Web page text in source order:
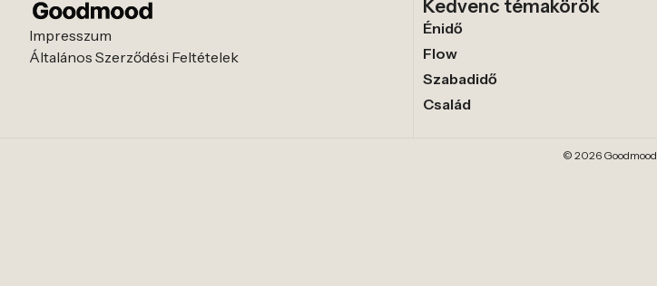
Impresszum
Általános Szerződési Feltételek
Kedvenc témakörök
Énidő
Flow
Szabadidő
Család
© 2026 Goodmood